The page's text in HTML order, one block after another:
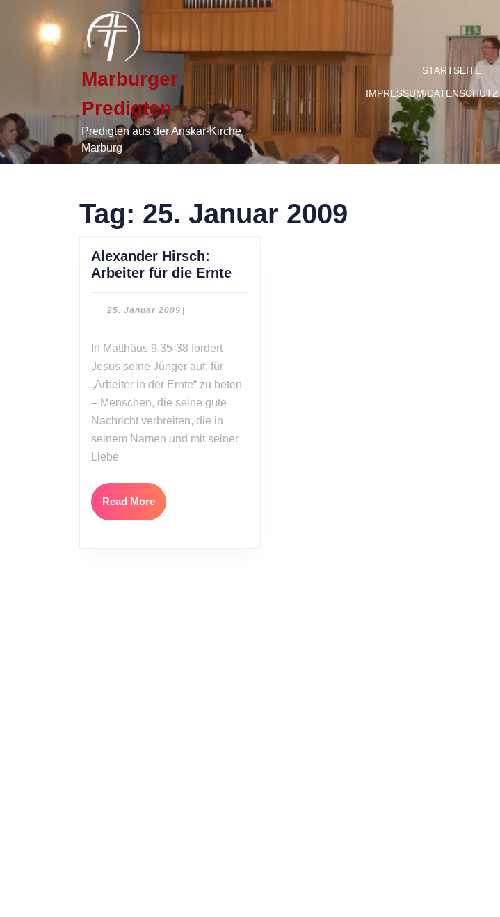
content
Marburger
Predigten
Predigten aus der Anskar-Kirche
Marburg
STARTSEITE
IMPRESSUM/DATENSCHUTZ
Tag: 25. Januar 2009
Alexander Hirsch:
Arbeiter für die ErnteAlexander
25. Januar 2009 25.
In Matthäus 9,35-38 fordert
Jesus seine Jünger auf, für
„Arbeiter in der Ernte“ zu beten
– Menschen, die seine gute
Nachricht verbreiten, die in
seinem Namen und mit seiner
Liebe
Read MoreRead
More